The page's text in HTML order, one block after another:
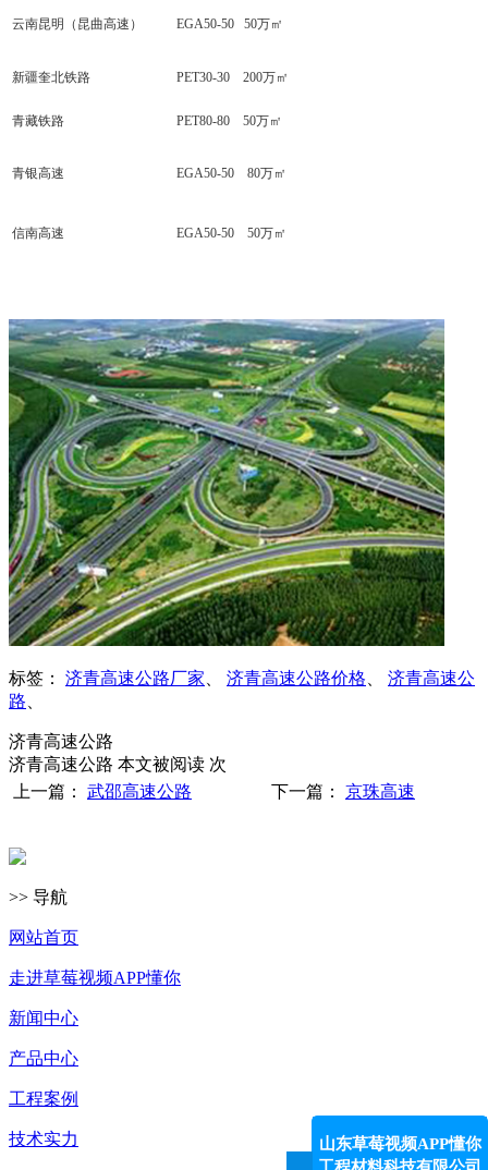
云南昆明（昆曲高速） EGA50-50 50万㎡
新疆奎北铁路 PET30-30 200万㎡
青藏铁路 PET80-80 50万㎡
青银高速 EGA50-50 80万㎡
信南高速 EGA50-50 50万㎡
标签： 济青高速公路厂家 济青高速公路价格
济青高速公
路
济青高速公路
济青高速公路 本文被阅读 次
上一篇： 武邵高速公路 下一篇： 京珠高速
>> 导航
网站首页
走进草莓视频APP懂你
新闻中心
产品中心
工程案例
技术实力
山东草莓视频APP懂你
工程材料科技有限公司